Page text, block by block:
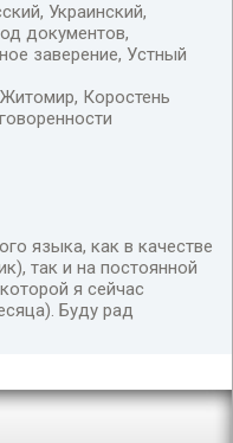
3 лет) Роман
Украинский,
документов,
заверение, Устный
Коростень
языка, как в качестве
так и на постоянной
я сейчас
Буду рад